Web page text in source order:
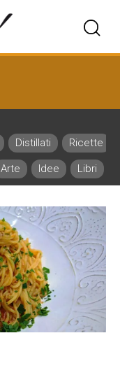
Distillati Ricette
Arte Idee Libri